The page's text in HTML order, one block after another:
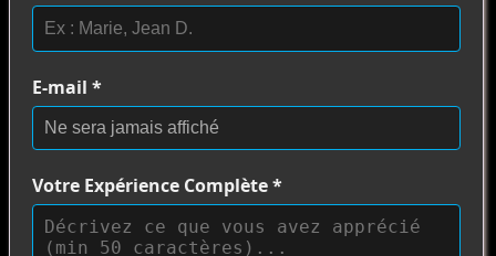
E-mail *
Votre Expérience Complète*